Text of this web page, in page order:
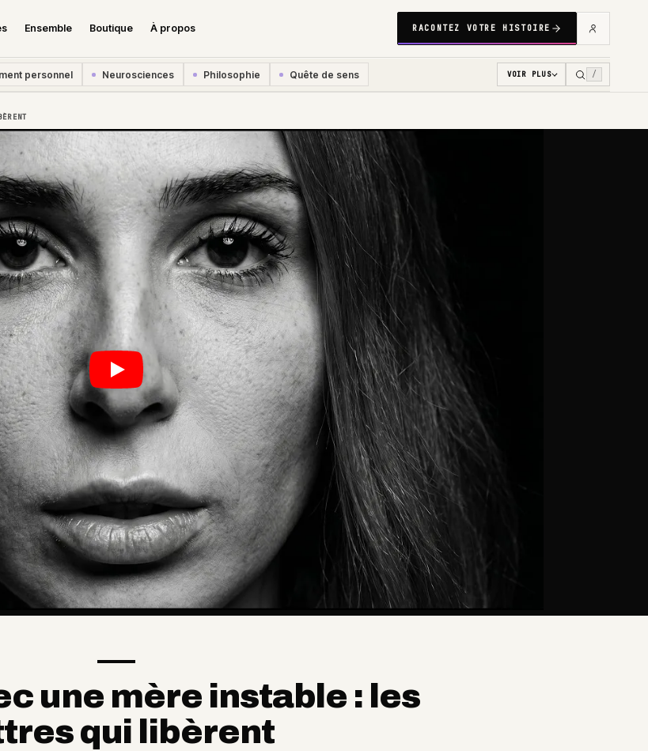
Ensemble Boutique À propos RACONTEZ VOTRE HISTOIRE
personnel Neurosciences Philosophie Quête de sens VOIR PLUS /
une mère instable : les
qui libèrent